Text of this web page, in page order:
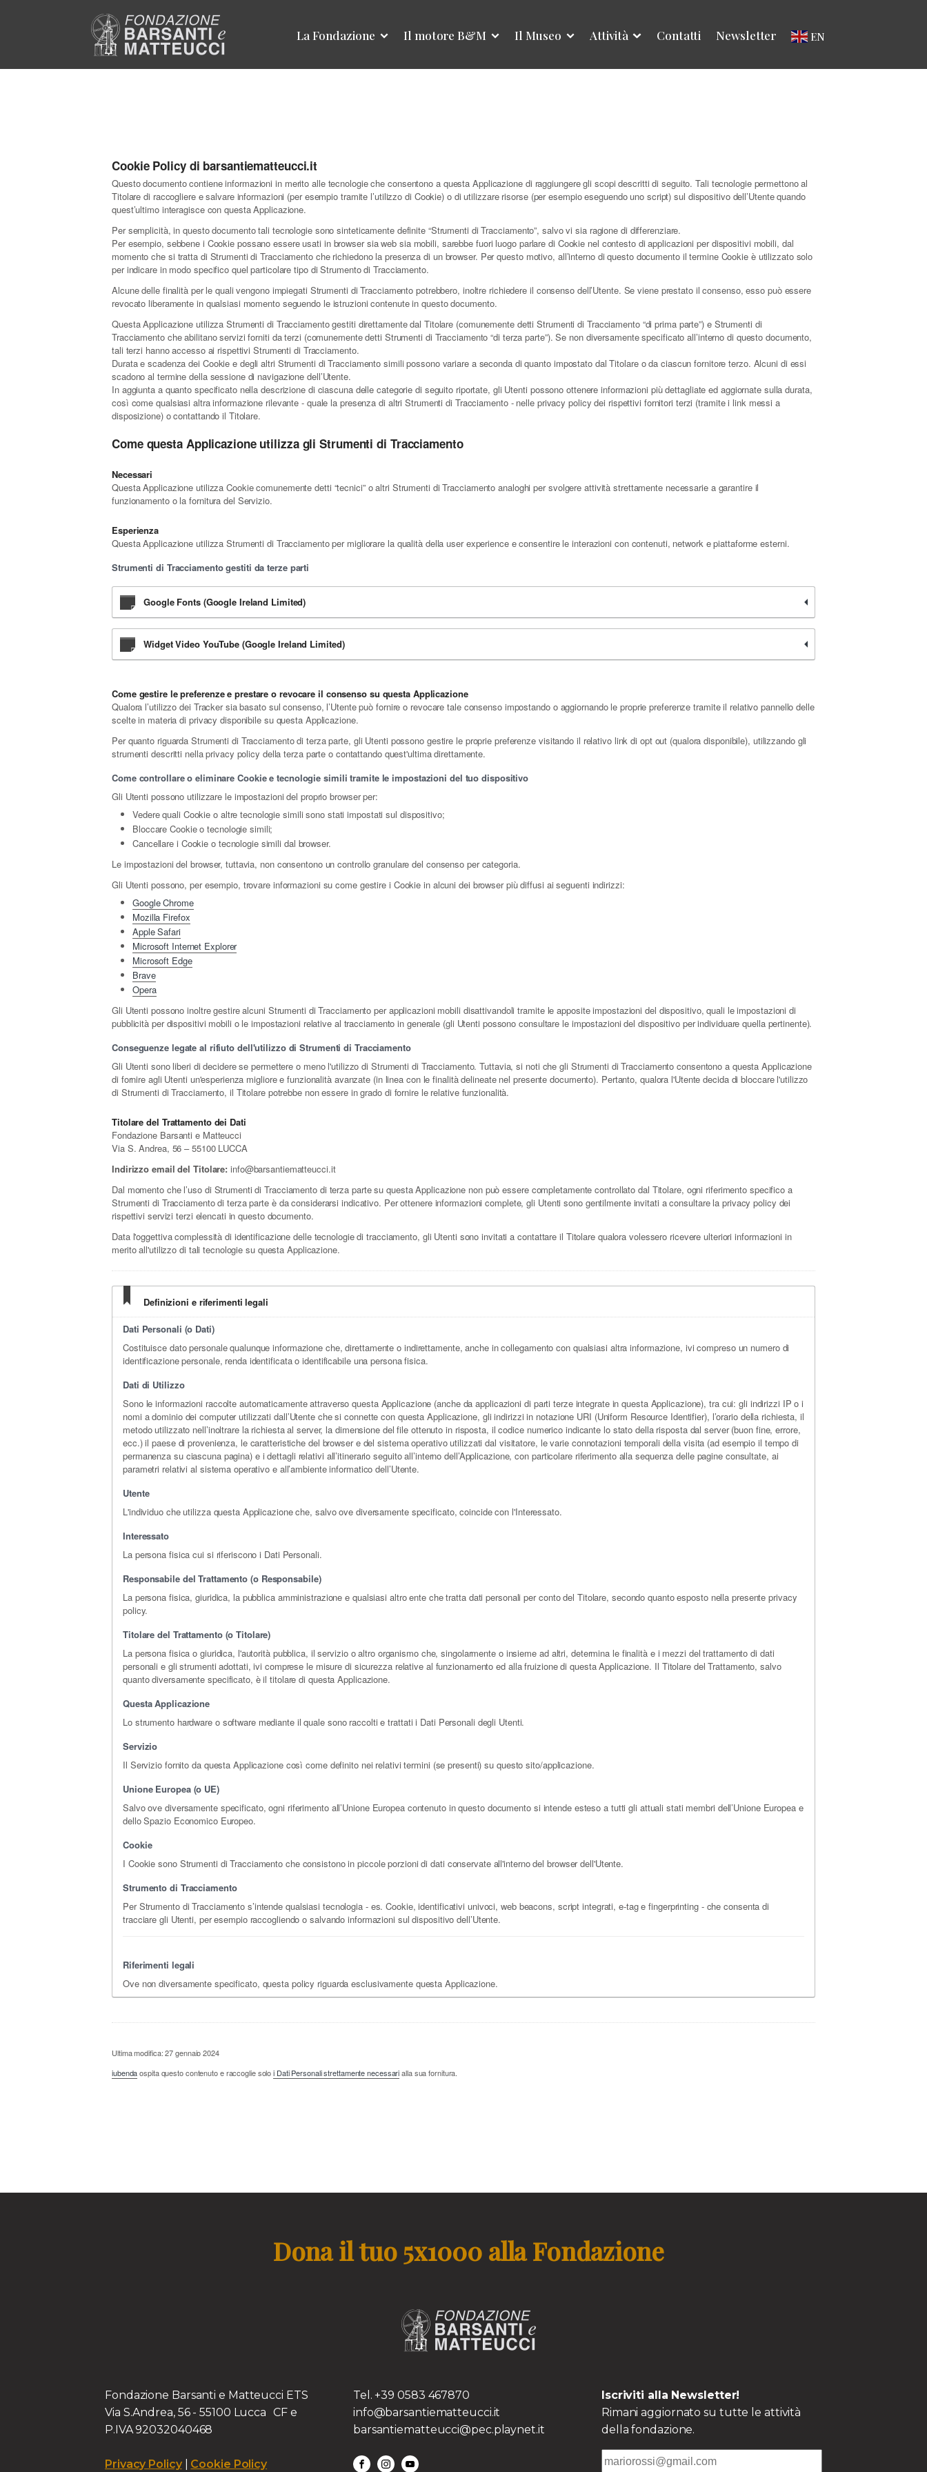
La Fondazione Il motore B&M Il Museo Attività Contatti Newsletter EN
Cookie Policy di barsantiematteucci.it
Questo documento contiene informazioni in merito alle tecnologie che consentono a questa Applicazione di raggiungere gli scopi descritti di seguito. Tali tecnologie permettono al
Titolare di raccogliere e salvare informazioni (per esempio tramite l’utilizzo di Cookie) o di utilizzare risorse (per esempio eseguendo uno script) sul dispositivo dell’Utente quando
quest’ultimo interagisce con questa Applicazione.
Per semplicità, in questo documento tali tecnologie sono sinteticamente definite “Strumenti di Tracciamento”, salvo vi sia ragione di differenziare.
Per esempio, sebbene i Cookie possano essere usati in browser sia web sia mobili, sarebbe fuori luogo parlare di Cookie nel contesto di applicazioni per dispositivi mobili, dal
momento che si tratta di Strumenti di Tracciamento che richiedono la presenza di un browser. Per questo motivo, all’interno di questo documento il termine Cookie è utilizzato solo
per indicare in modo specifico quel particolare tipo di Strumento di Tracciamento.
Alcune delle finalità per le quali vengono impiegati Strumenti di Tracciamento potrebbero, inoltre richiedere il consenso dell’Utente. Se viene prestato il consenso, esso può essere
revocato liberamente in qualsiasi momento seguendo le istruzioni contenute in questo documento.
Questa Applicazione utilizza Strumenti di Tracciamento gestiti direttamente dal Titolare (comunemente detti Strumenti di Tracciamento “di prima parte”) e Strumenti di
Tracciamento che abilitano servizi forniti da terzi (comunemente detti Strumenti di Tracciamento “di terza parte”). Se non diversamente specificato all’interno di questo documento,
tali terzi hanno accesso ai rispettivi Strumenti di Tracciamento.
Durata e scadenza dei Cookie e degli altri Strumenti di Tracciamento simili possono variare a seconda di quanto impostato dal Titolare o da ciascun fornitore terzo. Alcuni di essi
scadono al termine della sessione di navigazione dell’Utente.
In aggiunta a quanto specificato nella descrizione di ciascuna delle categorie di seguito riportate, gli Utenti possono ottenere informazioni più dettagliate ed aggiornate sulla durata,
così come qualsiasi altra informazione rilevante - quale la presenza di altri Strumenti di Tracciamento - nelle privacy policy dei rispettivi fornitori terzi (tramite i link messi a
disposizione) o contattando il Titolare.
Come questa Applicazione utilizza gli Strumenti di Tracciamento
Necessari
Questa Applicazione utilizza Cookie comunemente detti “tecnici” o altri Strumenti di Tracciamento analoghi per svolgere attività strettamente necessarie a garantire il
funzionamento o la fornitura del Servizio.
Esperienza
Questa Applicazione utilizza Strumenti di Tracciamento per migliorare la qualità della user experience e consentire le interazioni con contenuti, network e piattaforme esterni.
Strumenti di Tracciamento gestiti da terze parti
Google Fonts (Google Ireland Limited)
Widget Video YouTube (Google Ireland Limited)
Come gestire le preferenze e prestare o revocare il consenso su questa Applicazione
Qualora l’utilizzo dei Tracker sia basato sul consenso, l’Utente può fornire o revocare tale consenso impostando o aggiornando le proprie preferenze tramite il relativo pannello delle
scelte in materia di privacy disponibile su questa Applicazione.
Per quanto riguarda Strumenti di Tracciamento di terza parte, gli Utenti possono gestire le proprie preferenze visitando il relativo link di opt out (qualora disponibile), utilizzando gli
strumenti descritti nella privacy policy della terza parte o contattando quest'ultima direttamente.
Come controllare o eliminare Cookie e tecnologie simili tramite le impostazioni del tuo dispositivo
Gli Utenti possono utilizzare le impostazioni del proprio browser per:
Vedere quali Cookie o altre tecnologie simili sono stati impostati sul dispositivo;
Bloccare Cookie o tecnologie simili;
Cancellare i Cookie o tecnologie simili dal browser.
Le impostazioni del browser, tuttavia, non consentono un controllo granulare del consenso per categoria.
Gli Utenti possono, per esempio, trovare informazioni su come gestire i Cookie in alcuni dei browser più diffusi ai seguenti indirizzi:
Google Chrome
Mozilla Firefox
Apple Safari
Microsoft Internet Explorer
Microsoft Edge
Brave
Opera
Gli Utenti possono inoltre gestire alcuni Strumenti di Tracciamento per applicazioni mobili disattivandoli tramite le apposite impostazioni del dispositivo, quali le impostazioni di
pubblicità per dispositivi mobili o le impostazioni relative al tracciamento in generale (gli Utenti possono consultare le impostazioni del dispositivo per individuare quella pertinente).
Conseguenze legate al rifiuto dell'utilizzo di Strumenti di Tracciamento
Gli Utenti sono liberi di decidere se permettere o meno l'utilizzo di Strumenti di Tracciamento. Tuttavia, si noti che gli Strumenti di Tracciamento consentono a questa Applicazione
di fornire agli Utenti un'esperienza migliore e funzionalità avanzate (in linea con le finalità delineate nel presente documento). Pertanto, qualora l'Utente decida di bloccare l'utilizzo
di Strumenti di Tracciamento, il Titolare potrebbe non essere in grado di fornire le relative funzionalità.
Titolare del Trattamento dei Dati
Fondazione Barsanti e Matteucci
Via S. Andrea, 56 – 55100 LUCCA
Indirizzo email del Titolare: info@barsantiematteucci.it
Dal momento che l’uso di Strumenti di Tracciamento di terza parte su questa Applicazione non può essere completamente controllato dal Titolare, ogni riferimento specifico a
Strumenti di Tracciamento di terza parte è da considerarsi indicativo. Per ottenere informazioni complete, gli Utenti sono gentilmente invitati a consultare la privacy policy dei
rispettivi servizi terzi elencati in questo documento.
Data l'oggettiva complessità di identificazione delle tecnologie di tracciamento, gli Utenti sono invitati a contattare il Titolare qualora volessero ricevere ulteriori informazioni in
merito all'utilizzo di tali tecnologie su questa Applicazione.
Definizioni e riferimenti legali
Dati Personali (o Dati)
Costituisce dato personale qualunque informazione che, direttamente o indirettamente, anche in collegamento con qualsiasi altra informazione, ivi compreso un numero di
identificazione personale, renda identificata o identificabile una persona fisica.
Dati di Utilizzo
Sono le informazioni raccolte automaticamente attraverso questa Applicazione (anche da applicazioni di parti terze integrate in questa Applicazione), tra cui: gli indirizzi IP o i
nomi a dominio dei computer utilizzati dall’Utente che si connette con questa Applicazione, gli indirizzi in notazione URI (Uniform Resource Identifier), l’orario della richiesta, il
metodo utilizzato nell’inoltrare la richiesta al server, la dimensione del file ottenuto in risposta, il codice numerico indicante lo stato della risposta dal server (buon fine, errore,
ecc.) il paese di provenienza, le caratteristiche del browser e del sistema operativo utilizzati dal visitatore, le varie connotazioni temporali della visita (ad esempio il tempo di
permanenza su ciascuna pagina) e i dettagli relativi all’itinerario seguito all’interno dell’Applicazione, con particolare riferimento alla sequenza delle pagine consultate, ai
parametri relativi al sistema operativo e all’ambiente informatico dell’Utente.
Utente
L'individuo che utilizza questa Applicazione che, salvo ove diversamente specificato, coincide con l'Interessato.
Interessato
La persona fisica cui si riferiscono i Dati Personali.
Responsabile del Trattamento (o Responsabile)
La persona fisica, giuridica, la pubblica amministrazione e qualsiasi altro ente che tratta dati personali per conto del Titolare, secondo quanto esposto nella presente privacy
policy.
Titolare del Trattamento (o Titolare)
La persona fisica o giuridica, l'autorità pubblica, il servizio o altro organismo che, singolarmente o insieme ad altri, determina le finalità e i mezzi del trattamento di dati
personali e gli strumenti adottati, ivi comprese le misure di sicurezza relative al funzionamento ed alla fruizione di questa Applicazione. Il Titolare del Trattamento, salvo
quanto diversamente specificato, è il titolare di questa Applicazione.
Questa Applicazione
Lo strumento hardware o software mediante il quale sono raccolti e trattati i Dati Personali degli Utenti.
Servizio
Il Servizio fornito da questa Applicazione così come definito nei relativi termini (se presenti) su questo sito/applicazione.
Unione Europea (o UE)
Salvo ove diversamente specificato, ogni riferimento all’Unione Europea contenuto in questo documento si intende esteso a tutti gli attuali stati membri dell’Unione Europea e
dello Spazio Economico Europeo.
Cookie
I Cookie sono Strumenti di Tracciamento che consistono in piccole porzioni di dati conservate all'interno del browser dell'Utente.
Strumento di Tracciamento
Per Strumento di Tracciamento s’intende qualsiasi tecnologia - es. Cookie, identificativi univoci, web beacons, script integrati, e-tag e fingerprinting - che consenta di
tracciare gli Utenti, per esempio raccogliendo o salvando informazioni sul dispositivo dell’Utente.
Riferimenti legali
Ove non diversamente specificato, questa policy riguarda esclusivamente questa Applicazione.
Ultima modifica: 27 gennaio 2024
iubendaospita questo contenuto e raccoglie soloi Dati Personali strettamente necessarialla sua fornitura.
Dona il tuo 5x1000 alla Fondazione
Fondazione Barsanti e Matteucci ETS
Via S.Andrea, 56 - 55100 Lucca CF e
P.IVA 92032040468
Privacy Policy| Cookie Policy
Tel. +39 0583 467870
info@barsantiematteucci.it
barsantiematteucci@pec.playnet.it
Iscriviti alla Newsletter!
Rimani aggiornato su tutte le attività
della fondazione.